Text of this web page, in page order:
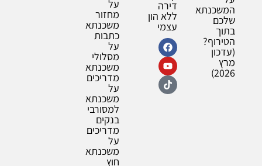
המשכנתא
שלכם
בתוך
הטירוף?
(עדכון
מרץ
2026)
דירה
ללא הון
עצמי
על
מחזור
משכנתא
כתבות
על
מסלולי
משכנתא
מדריכים
על
משכנתא
למסורבי
בנקים
מדריכים
על
משכנתא
חוץ